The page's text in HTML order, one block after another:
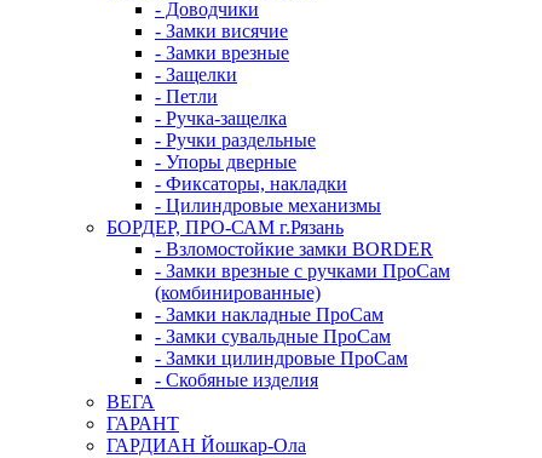
- Доводчики
- Замки висячие
- Замки врезные
- Защелки
- Петли
- Ручка-защелка
- Ручки раздельные
- Упоры дверные
- Фиксаторы, накладки
- Цилиндровые механизмы
БОРДЕР, ПРО-САМ г.Рязань
- Взломостойкие замки BORDER
- Замки врезные с ручками ПроСам
(комбинированные)
- Замки накладные ПроСам
- Замки сувальдные ПроСам
- Замки цилиндровые ПроСам
- Скобяные изделия
ВЕГА
ГАРАНТ
ГАРДИАН Йошкар-Ола